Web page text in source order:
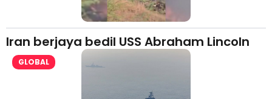
Iran berjaya bedil USS Abraham Lincoln
GLOBAL